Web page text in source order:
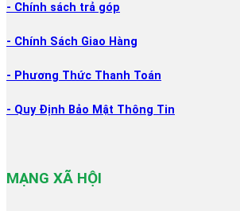
- Chính sách trả góp
- Chính Sách Giao Hàng
- Phương Thức Thanh Toán
- Quy Định Bảo Mật Thông Tin
MẠNG XÃ HỘI